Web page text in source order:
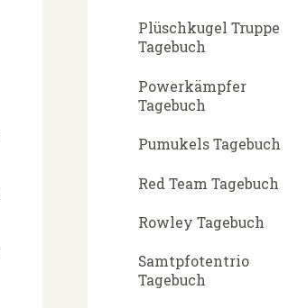
Plüschkugel Truppe
Tagebuch
Powerkämpfer
Tagebuch
Pumukels Tagebuch
Red Team Tagebuch
Rowley Tagebuch
Samtpfotentrio
Tagebuch